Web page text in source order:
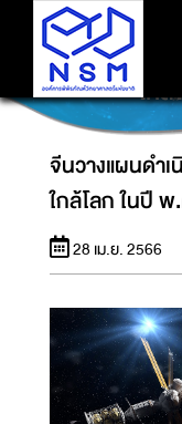
จีนวางแผนดำ
ใก
จีนวางแผนดำ
ใกล้โลก ในปี
28 เม.ย. 2566